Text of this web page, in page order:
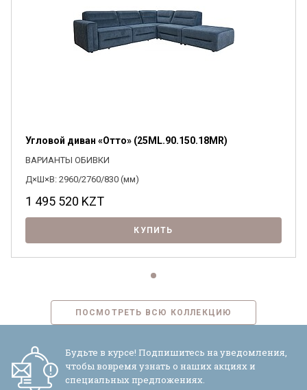
Угловой диван «Отто» (25ML.90.150.18MR)
ВАРИАНТЫ ОБИВКИ
Д×Ш×В: 2960/2760/830 (мм)
1 495 520 KZT
КУПИТЬ
ПОСМОТРЕТЬ ВСЮ КОЛЛЕКЦИЮ
Будьте в курсе! Подпишитесь на уведомления,
чтобы вовремя узнать о наших акциях и
специальных предложениях.